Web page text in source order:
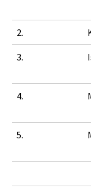
2.
3.
4.
5.